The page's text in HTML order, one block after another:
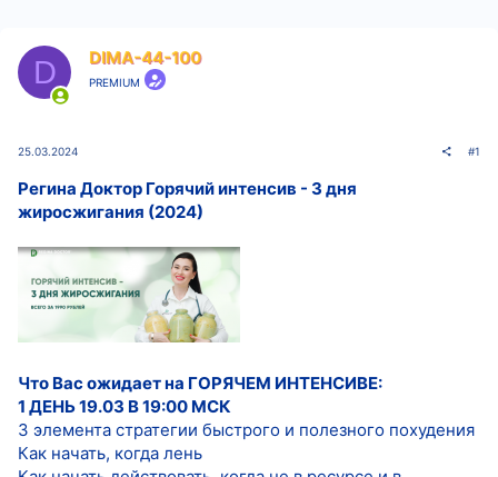
а
D DIMA-44-100
PREMIUM
25.03.2024 #1
Регина Доктор Горячий интенсив - 3 дня
жиросжигания (2024)
Что Вас ожидает на ГОРЯЧЕМ ИНТЕНСИВЕ:
1 ДЕНЬ 19.03 В 19:00 МСК
3 элемента стратегии быстрого и полезного похудения
Как начать, когда лень